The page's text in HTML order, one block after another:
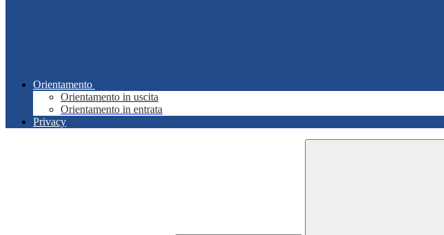
Orientamento
Orientamento in uscita
Orientamento in entrata
Privacy